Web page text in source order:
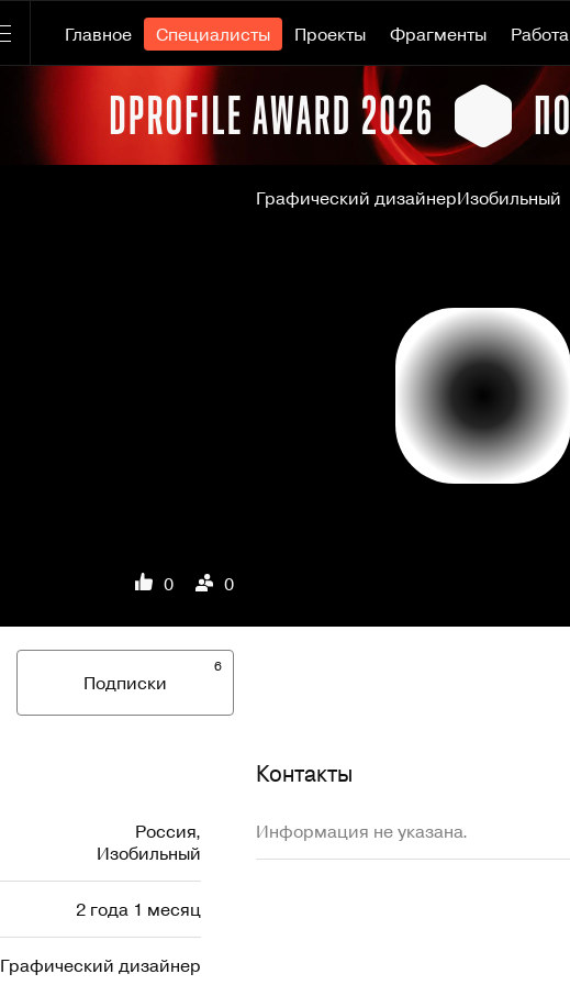
Главное Специалисты Проекты Фрагменты Работа
Графический дизайнерИзобильный
0 0
6
Подписки
Россия,
Изобильный
2 года 1 месяц
Графический дизайнер
Контакты
Информация не указана.